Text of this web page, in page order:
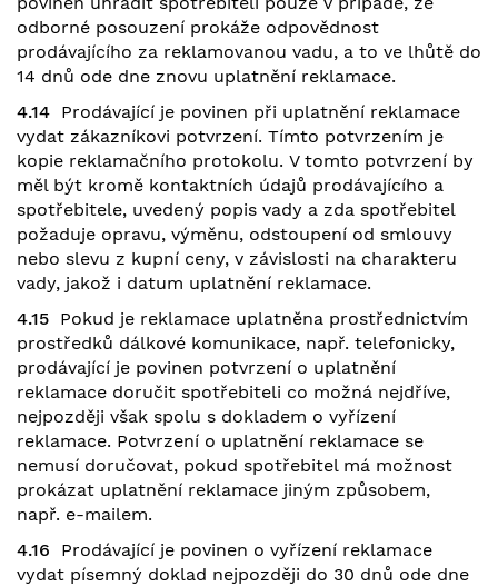
odborné posouzení prokáže odpovědnost
prodávajícího za reklamovanou vadu, a to ve lhůtě do
14 dnů ode dne znovu uplatnění reklamace.
4.14 Prodávající je povinen při uplatnění reklamace
vydat zákazníkovi potvrzení. Tímto potvrzením je
kopie reklamačního protokolu. V tomto potvrzení by
měl být kromě kontaktních údajů prodávajícího a
spotřebitele, uvedený popis vady a zda spotřebitel
požaduje opravu, výměnu, odstoupení od smlouvy
nebo slevu z kupní ceny, v závislosti na charakteru
vady, jakož i datum uplatnění reklamace.
4.15 Pokud je reklamace uplatněna prostřednictvím
prostředků dálkové komunikace, např. telefonicky,
prodávající je povinen potvrzení o uplatnění
reklamace doručit spotřebiteli co možná nejdříve,
nejpozději však spolu s dokladem o vyřízení
reklamace. Potvrzení o uplatnění reklamace se
nemusí doručovat, pokud spotřebitel má možnost
prokázat uplatnění reklamace jiným způsobem,
např. e-mailem.
4.16 Prodávající je povinen o vyřízení reklamace
vydat písemný doklad nejpozději do 30 dnů ode dne